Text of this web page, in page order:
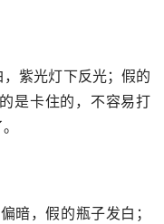
紫光灯下反光；假的
是卡住的，不容易打
暗，假的瓶子发白；